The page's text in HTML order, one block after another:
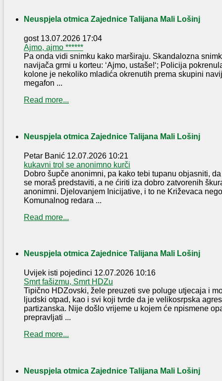
Neuspjela otmica Zajednice Talijana Mali Lošinj
gost 13.07.2026 17:04
Ajmo, ajmo ******
Pa onda vidi snimku kako marširaju. Skandalozna
navijača grmi u korteu: ‘Ajmo, ustaše!‘; Policija
kolone je nekoliko mladića okrenutih prema skupini
megafon ...
Read more...
Neuspjela otmica Zajednice Talijana Mali Lošinj
Petar Banić 12.07.2026 10:21
kukavni trol se anonimno kurči
Dobro šupče anonimni, pa kako tebi tupanu objasniti,
se moraš predstaviti, a ne ćiriti iza dobro zatvorenih
anonimni. Djelovanjem Inicijative, i to ne Križevaca
Komunalnog redara ...
Read more...
Neuspjela otmica Zajednice Talijana Mali Lošinj
Uvijek isti pojedinci 12.07.2026 10:16
Smrt fašizmu, Smrt HDZu
Tipično HDZovski, žele preuzeti sve poluge utjecaja i
ljudski otpad, kao i svi koji tvrde da je velikosrpska
partizanska. Nije došlo vrijeme u kojem će npismene
prepravljati ...
Read more...
Neuspjela otmica Zajednice Talijana Mali Lošinj